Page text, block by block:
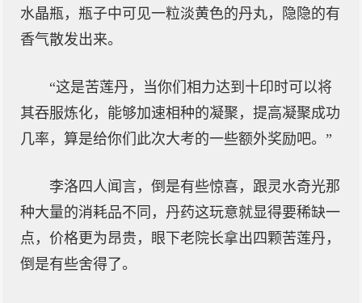
水晶瓶，瓶子中可见一粒淡黄色的丹丸，隐隐的有
香气散发出来。
“这是苦莲丹，当你们相力达到十印时可以将
其吞服炼化，能够加速相种的凝聚，提高凝聚成功
几率，算是给你们此次大考的一些额外奖励吧。”
李洛四人闻言，倒是有些惊喜，跟灵水奇光那
种大量的消耗品不同，丹药这玩意就显得要稀缺一
点，价格更为昂贵，眼下老院长拿出四颗苦莲丹，
倒是有些舍得了。